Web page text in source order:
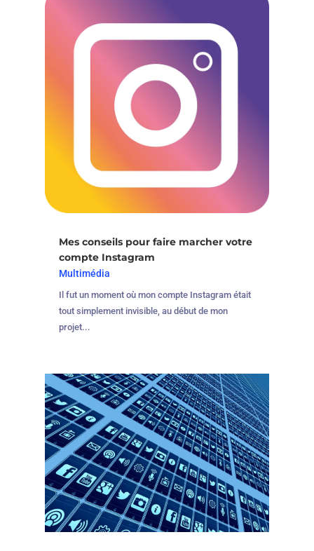
Mes conseils pour faire marcher votre
compte Instagram
Multimédia
Il fut un moment où mon compte Instagram était
tout simplement invisible, au début de mon
projet...